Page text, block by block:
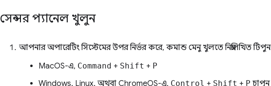
সেন্সর প্যানেল খুলুন
আপনার অপারেটিং সিস্টেমের উপর নির্ভর করে, কমান্ড মেনু খুলতে নিম্নলিখিত টিপুন:
MacOS-এ, Command + Shift + P
Windows, Linux, অথবা ChromeOS-এ, Control + Shift + P চাপুন